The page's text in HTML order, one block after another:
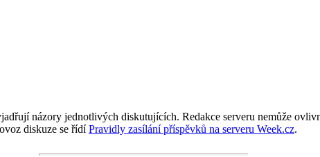
názory jednotlivých diskutujících. Redakce serveru nemůže
diskuze se řídíPravidly zasílání příspěvků na serveru Week.cz.